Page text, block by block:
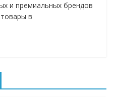
и премиальных брендов
в